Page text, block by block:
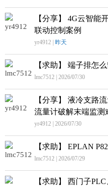
【分享】 4G云智能
联动控制案例
yr4912 | 昨天
【求助】 端子排怎
lmc7512 | 2026/07/30
【分享】 液冷支路
流量计破解末端监测
yr4912 | 2026/07/30
【求助】 EPLAN
lmc7512 | 2026/07/29
【求助】 西门子